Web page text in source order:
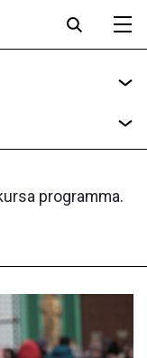
programma.